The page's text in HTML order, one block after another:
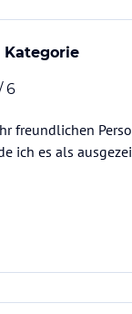
6
freundlichen
ich es als